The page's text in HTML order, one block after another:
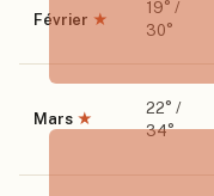
Février ★
19° /
30°
Mars ★
22° /
34°